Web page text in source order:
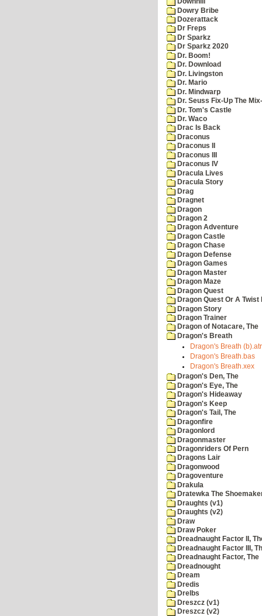
Dowry Bribe
Dozerattack
Dr Freps
Dr Sparkz
Dr Sparkz 2020
Dr. Boom!
Dr. Download
Dr. Livingston
Dr. Mario
Dr. Mindwarp
Dr. Seuss Fix-Up The
Dr. Tom's Castle
Dr. Waco
Drac Is Back
Draconus
Draconus II
Draconus III
Draconus IV
Dracula Lives
Dracula Story
Drag
Dragnet
Dragon
Dragon 2
Dragon Adventure
Dragon Castle
Dragon Chase
Dragon Defense
Dragon Games
Dragon Master
Dragon Maze
Dragon Quest
Dragon Quest Or A Twist
Dragon Story
Dragon Trainer
Dragon of Notacare, The
Dragon's Breath
Dragon's Breath (b).atr
Dragon's Breath.bas
Dragon's Breath.xex
Dragon's Den, The
Dragon's Eye, The
Dragon's Hideaway
Dragon's Keep
Dragon's Tail, The
Dragonfire
Dragonlord
Dragonmaster
Dragonriders Of Pern
Dragons Lair
Dragonwood
Dragoventure
Drakula
Dratewka The
Draughts (v1)
Draughts (v2)
Draw
Draw Poker
Dreadnaught Factor II,
Dreadnaught Factor III,
Dreadnaught Factor, The
Dreadnought
Dream
Dredis
Drelbs
Dreszcz (v1)
Dreszcz (v2)